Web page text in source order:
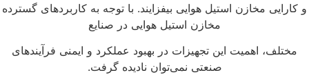
کارایی مخازن استیل هوایی بیفزایند. با توجه به کاربردهای گسترده
مخازن استیل هوایی در صنایع
مختلف، اهمیت این تجهیزات در بهبود عملکرد و ایمنی فرآیندهای
صنعتی نمی‌توان نادیده گرفت.